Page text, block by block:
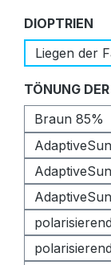
DIOPTRIEN
Liegen der
TÖNUNG
Braun 85%